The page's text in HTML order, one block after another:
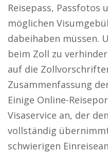
Reisepass, Passfotos
möglichen
dabeihaben müssen.
beim Zoll zu
auf die
Zusammenfassung
Einige Online-
Visaservice an, der
vollständig
schwierigen